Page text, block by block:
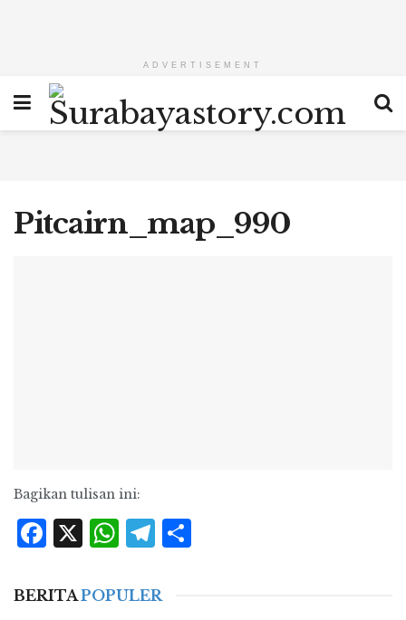
ADVERTISEMENT
Pitcairn_map_990
Bagikan tulisan ini:
Facebook
X WhatsApp
Telegram
BERITAPOPULER